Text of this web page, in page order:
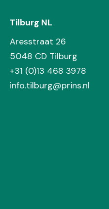
Tilburg NL
Aresstraat 26
5048 CD Tilburg
+31 (0)13 468 3978
info.tilburg@prins.nl